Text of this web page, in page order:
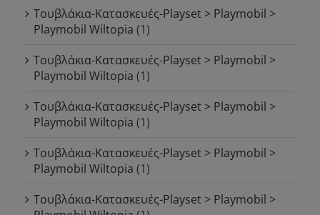
Τουβλάκια-Κατασκευές-Playset > Playmobil >
Playmobil Wiltopia (1)
Τουβλάκια-Κατασκευές-Playset > Playmobil >
Playmobil Wiltopia (1)
Τουβλάκια-Κατασκευές-Playset > Playmobil >
Playmobil Wiltopia (1)
Τουβλάκια-Κατασκευές-Playset > Playmobil >
Playmobil Wiltopia (1)
Τουβλάκια-Κατασκευές-Playset > Playmobil >